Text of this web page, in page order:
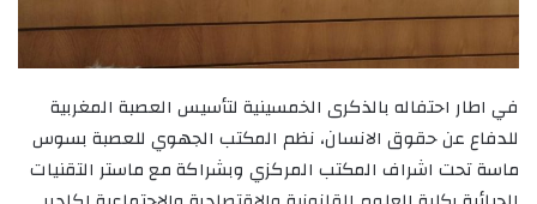
في اطار احتفاله بالذكرى الخمسينية لتأسيس العصبة المغربية
للدفاع عن حقوق الانسان، نظم المكتب الجهوي للعصبة بسوس
ماسة تحت اشراف المكتب المركزي وبشراكة مع ماستر التقنيات